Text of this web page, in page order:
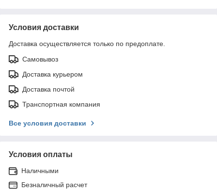
Условия доставки
Доставка осуществляется только по предоплате.
Самовывоз
Доставка курьером
Доставка почтой
Транспортная компания
Все условия доставки
Условия оплаты
Наличными
Безналичный расчет